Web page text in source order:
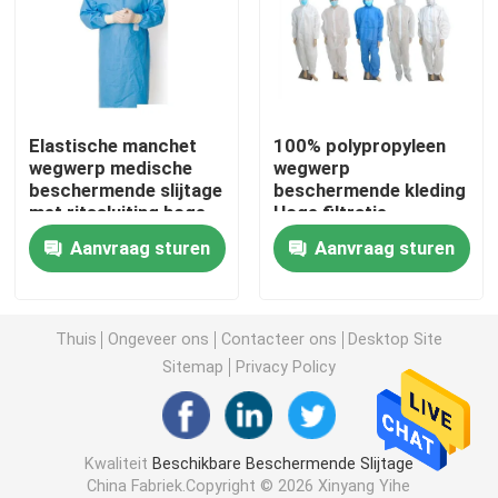
beschikbare chirurgische toga
Geweven stof van pp de niet
Beschikbare Isolatietoga
masker van het 3 vouw het Beschikbare gezicht
Beschikbare Laboratoriumlaag
Beschikbare Kimonotoga's
Elastische manchet
wegwerp medische
beschermende slijtage
met ritssluiting hoge
vloeistofbestendigheid
Aanvraag sturen
100% polypropyleen
wegwerp
beschermende kleding
Hoge filtratie-
efficiëntie voor
medisch gebruik
Aanvraag sturen
Thuis Ongeveer ons Contacteer ons
Desktop Site
Sitemap
Privacy Policy
Kwaliteit Beschikbare Beschermende Slijtage
China Fabriek.Copyright © 2026 Xinyang Yihe